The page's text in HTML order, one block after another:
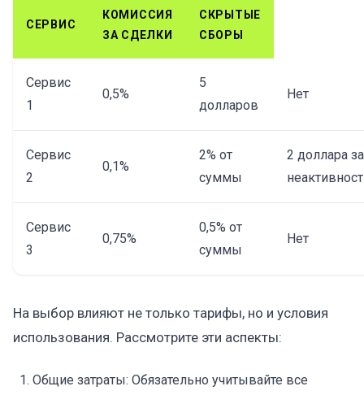
СЕРВИС
КОМИССИЯ
ЗА СДЕЛКИ
СКРЫТЫЕ
СБОРЫ
Сервис
1
0,5%
5
долларов
Нет
Сервис
2
0,1%
2% от
суммы
2 доллара за
Сервис
3
0,75%
0,5% от
суммы
Нет
На выбор влияют не только тарифы, но и условия
использования. Рассмотрите эти аспекты:
Общие затраты: Обязательно учитывайте все